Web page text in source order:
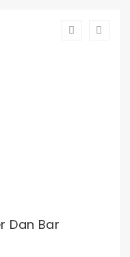
Dan Bar